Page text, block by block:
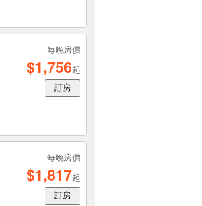
每晚房價
$1,756起
訂房
每晚房價
$1,817起
訂房